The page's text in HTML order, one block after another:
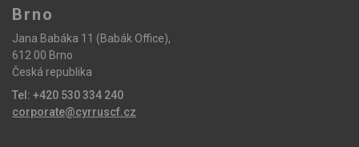
Brno
Jana Babáka 11 (Babák Office),
612 00 Brno
Česká republika
Tel: +420 530 334 240
corporate@cyrruscf.cz